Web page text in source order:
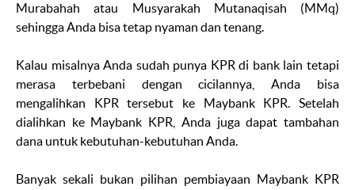
Murabahah atau Musyarakah Mutanaqisah (MMq)
sehingga Anda bisa tetap nyaman dan tenang.
Kalau misalnya Anda sudah punya KPR di bank lain tetapi
merasa terbebani dengan cicilannya, Anda bisa
mengalihkan KPR tersebut ke Maybank KPR. Setelah
dialihkan ke Maybank KPR, Anda juga dapat tambahan
dana untuk kebutuhan-kebutuhan Anda.
Banyak sekali bukan pilihan pembiayaan Maybank KPR